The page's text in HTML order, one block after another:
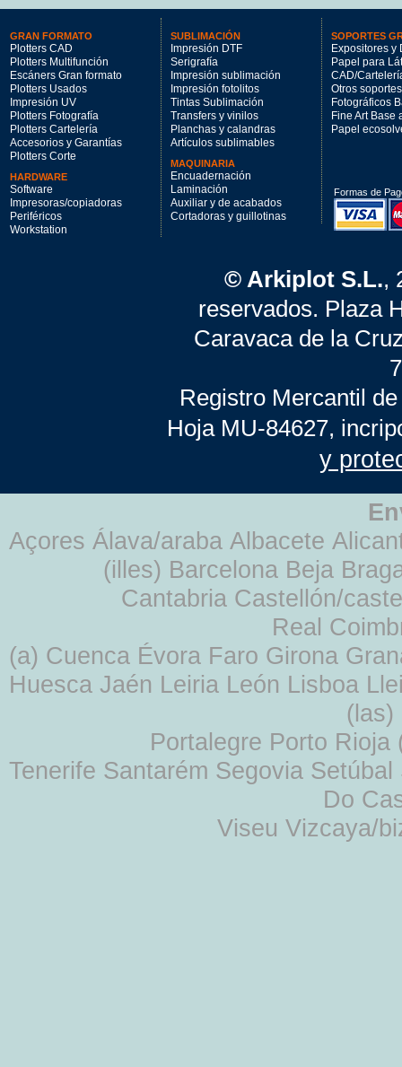
GRAN FORMATO
Plotters CAD
Plotters Multifunción
Escáners Gran formato
Plotters Usados
Impresión UV
Plotters Fotografía
Plotters Cartelería
Accesorios y Garantías
Plotters Corte
HARDWARE
Software
Impresoras/copiadoras
Periféricos
Workstation
SUBLIMACIÓN
Impresión DTF
Serigrafía
Impresión sublimación
Impresión fotolitos
Tintas Sublimación
Transfers y vinilos
Planchas y calandras
Artículos sublimables
MAQUINARIA
Encuadernación
Laminación
Auxiliar y de acabados
Cortadoras y guillotinas
SOPORTES
Expositores y
Papel para
CAD/
Otros soportes
Fotográficos
Fine Art Base
Papel
Formas de
© Arkiplot S.L.,
reservados. Plaza
Caravaca de la
Registro Mercantil
Hoja MU-84627,
y
Açores Álava/araba Albacete
(illes) Barcelona Beja
Cantabria Castellón/
Real
(a) Cuenca Évora Faro Girona
Huesca Jaén Leiria León Lisboa
Portalegre Porto
Tenerife Santarém Segovia
Do
Viseu Vizcaya/